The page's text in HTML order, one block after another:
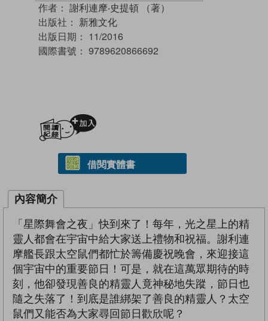
作者： 謝利連摩‧史提頓 （著）
出版社： 新雅文化
出版日期： 11/2016
國際書號： 9789620866692
借閱實體書
內容簡介
「星際舞會之夜」快到來了！每年，光之星上的精
靈人都會在宇宙中給大家送上禮物和祝福。謝利連
摩艦長跟太空鼠們都忙於籌備慶祝晚會，來迎接這
個宇宙中的重要節日！可是，就在這萬眾期待的時
刻，他卻發現善良的精靈人竟神秘地失蹤，節日也
隨之失落了！到底是誰綁架了善良的精靈人？太空
鼠們又能否為大家尋回節日歡欣呢？